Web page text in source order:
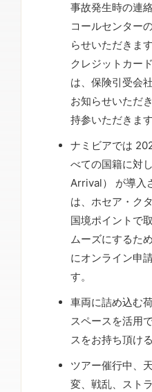
事故発生時の連
コールセンター
らせいただきま
クレジットカー
は、保険引受会
お知らせいただ
持参いただきま
ナミビアでは
べての国籍に対
Arrival） が導入
は、ホセア・ク
国境ポイントで
ムーズにするた
にオンライン申
す。
車両に詰め込む
スペースを活用
スをお持ち頂け
ツアー催行中、
変、戦乱、スト